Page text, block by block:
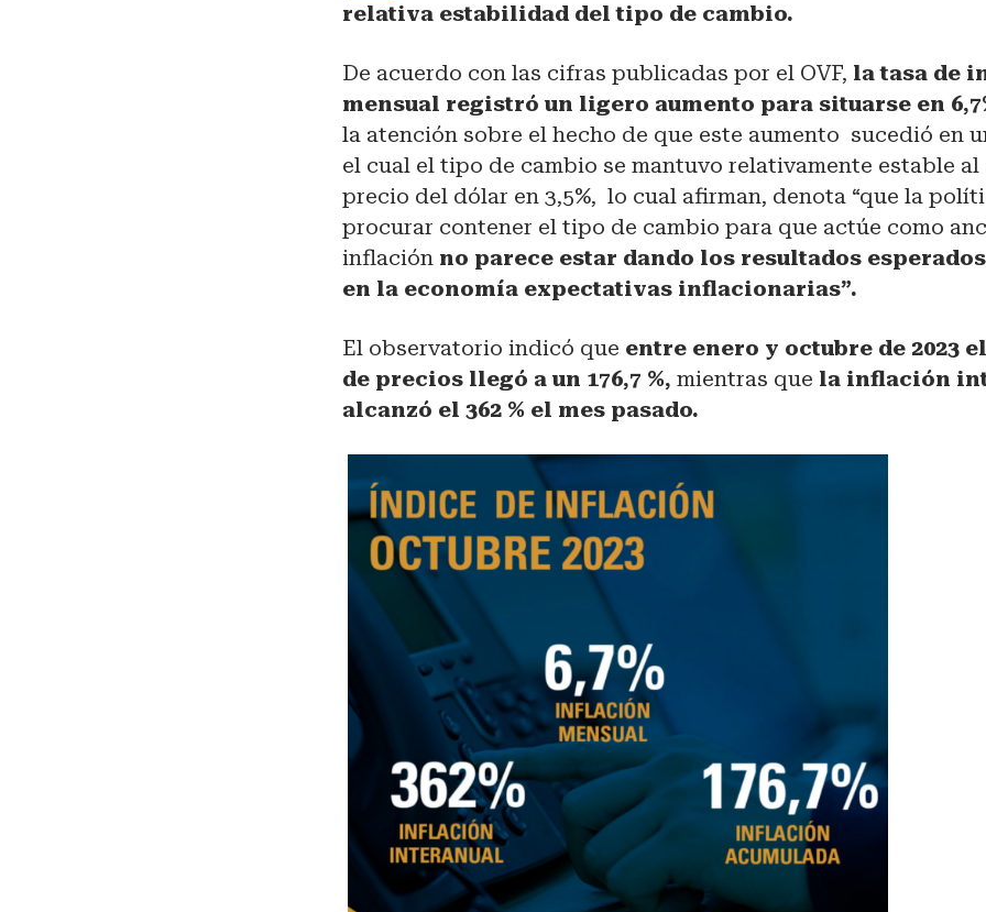
relativa estabilidad del tipo de cambio.
De acuerdo con las cifras publicadas por el OVF, la tasa de
mensual registró un ligero aumento para situarse en
la atención sobre el hecho de que este aumento sucedió en
el cual el tipo de cambio se mantuvo relativamente estable al
precio del dólar en 3,5%, lo cual afirman, denota “que la
procurar contener el tipo de cambio para que actúe como
inflación no parece estar dando los resultados
en la economía expectativas inflacionarias”.
El observatorio indicó que entre enero y octubre de 2023
de precios llegó a un 176,7 %, mientras que la inflación
alcanzó el 362 % el mes pasado.